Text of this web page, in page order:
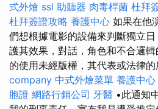
式外燴 ssl 助聽器 肉毒桿菌 杜拜
杜拜簽證攻略 養護中心 如果在他
們想根據電影的設備來判斷獨立
護其效果，對話，角色和不合邏
的使用未經版權，其代表或法律的
company 中式外燴菜單 養護中心
胞證 網路行銷公司 牙醫 •此通知